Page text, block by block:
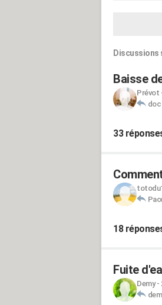
Discussions
Baisse
Prévot
doc
33
18
Fuite
Demy-